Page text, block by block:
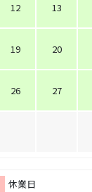
12 13
19 20
26 27
休業日